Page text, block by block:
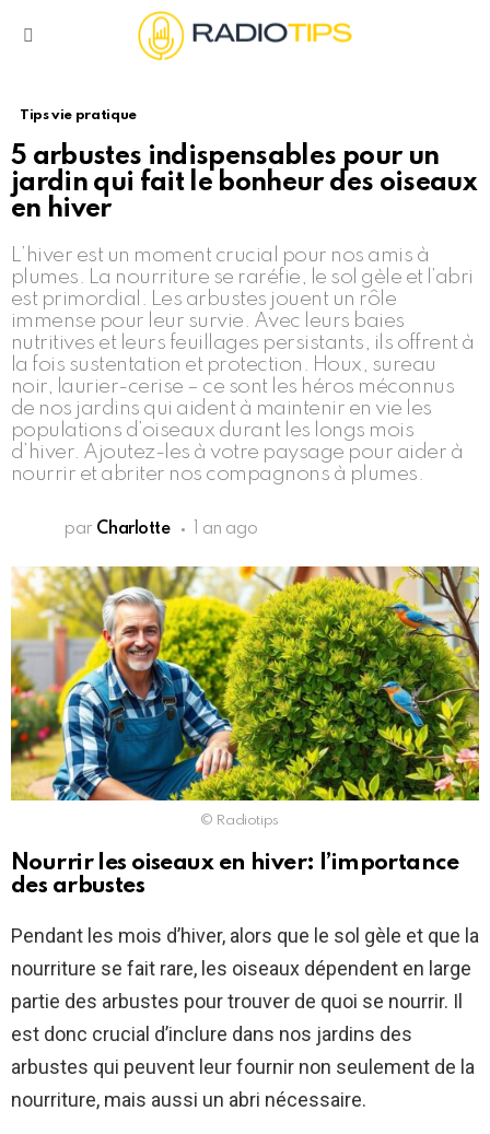
Tips vie pratique
5 arbustes indispensables pour un
jardin qui fait le bonheur des oiseaux
en hiver
L’hiver est un moment crucial pour nos amis à
plumes. La nourriture se raréfie, le sol gèle et l’abri
est primordial. Les arbustes jouent un rôle
immense pour leur survie. Avec leurs baies
nutritives et leurs feuillages persistants, ils offrent à
la fois sustentation et protection. Houx, sureau
noir, laurier-cerise – ce sont les héros méconnus
de nos jardins qui aident à maintenir en vie les
populations d’oiseaux durant les longs mois
d’hiver. Ajoutez-les à votre paysage pour aider à
nourrir et abriter nos compagnons à plumes.
par Charlotte 1 an ago
© Radiotips
Nourrir les oiseaux en hiver: l’importance
des arbustes
Pendant les mois d’hiver, alors que le sol gèle et que la
nourriture se fait rare, les oiseaux dépendent en large
partie des arbustes pour trouver de quoi se nourrir. Il
est donc crucial d’inclure dans nos jardins des
arbustes qui peuvent leur fournir non seulement de la
nourriture, mais aussi un abri nécessaire.